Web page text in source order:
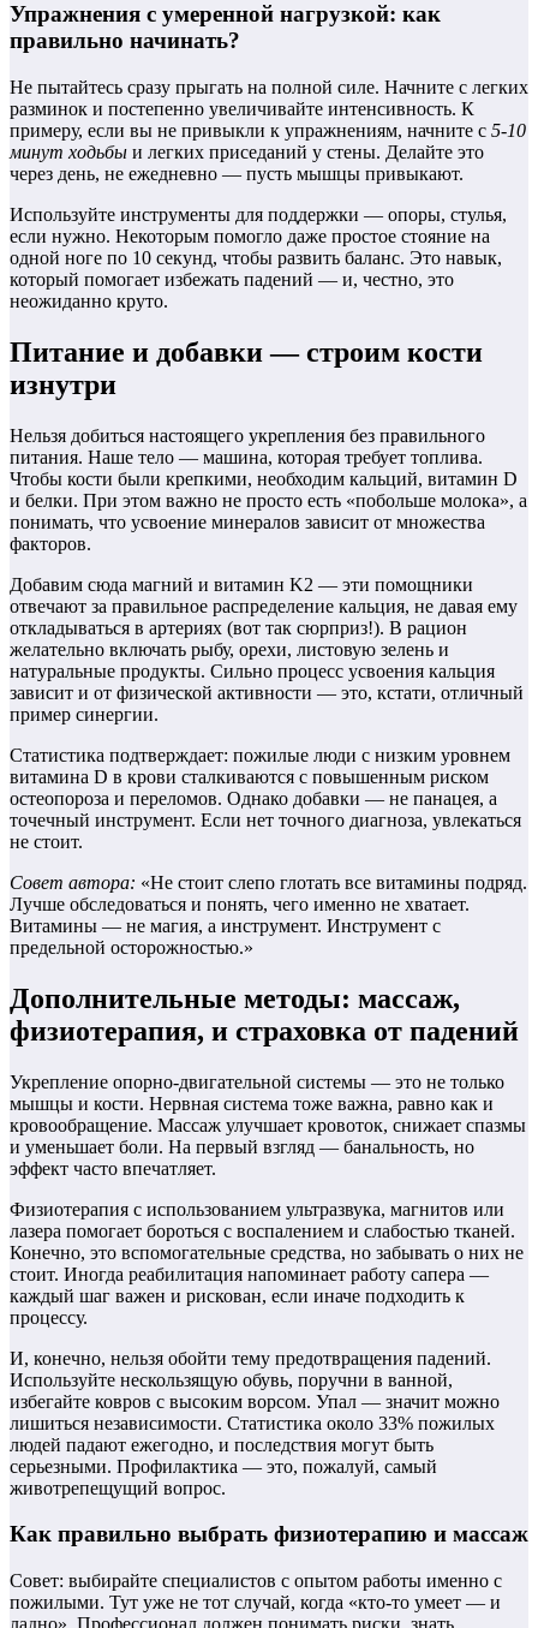
Упражнения с умеренной нагрузкой: как
правильно начинать?
Не пытайтесь сразу прыгать на полной силе. Начните с легких
разминок и постепенно увеличивайте интенсивность. К
примеру, если вы не привыкли к упражнениям, начните с 5-10
минут ходьбы и легких приседаний у стены. Делайте это
через день, не ежедневно — пусть мышцы привыкают.
Используйте инструменты для поддержки — опоры, стулья,
если нужно. Некоторым помогло даже простое стояние на
одной ноге по 10 секунд, чтобы развить баланс. Это навык,
который помогает избежать падений — и, честно, это
неожиданно круто.
Питание и добавки — строим кости
изнутри
Нельзя добиться настоящего укрепления без правильного
питания. Наше тело — машина, которая требует топлива.
Чтобы кости были крепкими, необходим кальций, витамин D
и белки. При этом важно не просто есть «побольше молока», а
понимать, что усвоение минералов зависит от множества
факторов.
Добавим сюда магний и витамин K2 — эти помощники
отвечают за правильное распределение кальция, не давая ему
откладываться в артериях (вот так сюрприз!). В рацион
желательно включать рыбу, орехи, листовую зелень и
натуральные продукты. Сильно процесс усвоения кальция
зависит и от физической активности — это, кстати, отличный
пример синергии.
Статистика подтверждает: пожилые люди с низким уровнем
витамина D в крови сталкиваются с повышенным риском
остеопороза и переломов. Однако добавки — не панацея, а
точечный инструмент. Если нет точного диагноза, увлекаться
не стоит.
Совет автора: «Не стоит слепо глотать все витамины подряд.
Лучше обследоваться и понять, чего именно не хватает.
Витамины — не магия, а инструмент. Инструмент с
предельной осторожностью.»
Дополнительные методы: массаж,
физиотерапия, и страховка от падений
Укрепление опорно-двигательной системы — это не только
мышцы и кости. Нервная система тоже важна, равно как и
кровообращение. Массаж улучшает кровоток, снижает спазмы
и уменьшает боли. На первый взгляд — банальность, но
эффект часто впечатляет.
Физиотерапия с использованием ультразвука, магнитов или
лазера помогает бороться с воспалением и слабостью тканей.
Конечно, это вспомогательные средства, но забывать о них не
стоит. Иногда реабилитация напоминает работу сапера —
каждый шаг важен и рискован, если иначе подходить к
процессу.
И, конечно, нельзя обойти тему предотвращения падений.
Используйте нескользящую обувь, поручни в ванной,
избегайте ковров с высоким ворсом. Упал — значит можно
лишиться независимости. Статистика около 33% пожилых
людей падают ежегодно, и последствия могут быть
серьезными. Профилактика — это, пожалуй, самый
животрепещущий вопрос.
Как правильно выбрать физиотерапию и массаж
Совет: выбирайте специалистов с опытом работы именно с
пожилыми. Тут уже не тот случай, когда «кто-то умеет — и
ладно». Профессионал должен понимать риски, знать